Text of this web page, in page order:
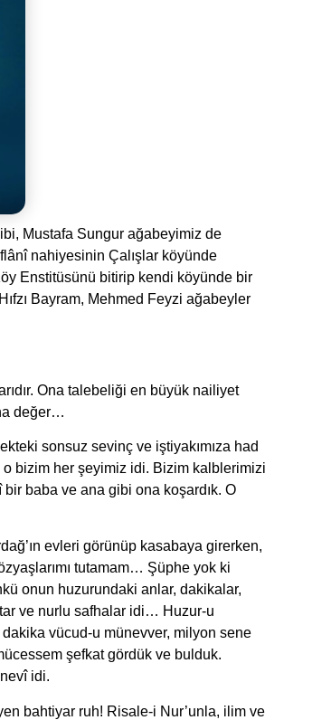
Mustafa Sungur ağabeyimiz de
nahiyesinin Çalışlar köyünde
Enstitüsünü bitirip kendi köyünde bir
Bayram, Mehmed Feyzi ağabeyler
Ona talebeliği en büyük nailiyet
değer…
sonsuz sevinç ve iştiyakımıza had
o bizim her şeyimiz idi. Bizim kalblerimizi
baba ve ana gibi ona koşardık. O
evleri görünüp kasabaya girerken,
tutamam… Şüphe yok ki
onun huzurundaki anlar, dakikalar,
ve nurlu safhalar idi… Huzur-u
vücud-u münevver, milyon sene
şefkat gördük ve bulduk.
idi.
bahtiyar ruh! Risale-i Nur’unla, ilim ve